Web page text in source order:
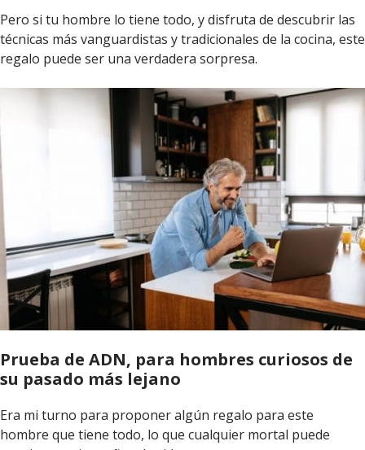
Pero si tu hombre lo tiene todo, y disfruta de descubrir las
técnicas más vanguardistas y tradicionales de la cocina, este
regalo puede ser una verdadera sorpresa.
Prueba de ADN, para hombres curiosos de
su pasado más lejano
Era mi turno para proponer algún regalo para este
hombre que tiene todo, lo que cualquier mortal puede